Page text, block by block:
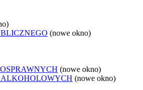
(nowe okno)
(nowe okno)
(nowe okno)